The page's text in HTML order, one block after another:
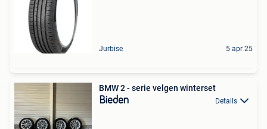
Jurbise 5 apr 25
BMW 2 - serie velgen winterset
Bieden Details